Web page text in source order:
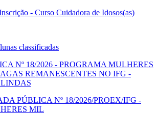
- Curso Cuidadora de Idosos(as)
classificadas
Nº 18/2026 - PROGRAMA MULHERES
REMANESCENTES NO IFG -
PÚBLICA Nº 18/2026/PROEX/IFG -
MIL